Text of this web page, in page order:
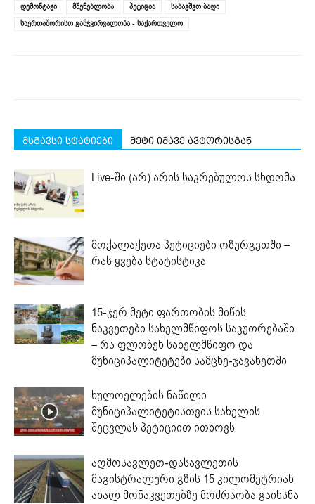
window)window)window)window)window)
დემონტაჟი მშენებლობა პეტიცია
საბავშვო ბაღი
საერთაშორისო გამჭვირვალობა - საქართველო
მსგავსი სტატიები მეტი იმავე ავტორისგან
Live-ში (არ) არის საკრებულოს სხდომა
მოქალაქეთა პეტიციები ოზურგეთში –
რას ყვება სტატისტიკა
15-ჯერ მეტი ფართობის მიწის
ნაკვეთები სახელმწიფოს საკუთრებაში
– რა ფლობენ სახელმწიფო და
მუნიციპალიტეტები სამცხე-ჯავახეთში
ხულოელების ნაწილი
მუნიციპალიტეტისთვის სახელის
შეცვლას პეტიციით ითხოვს
აღმოსავლეთ-დასავლეთის
მაგისტრალური გზის 15 კილომეტრიან
ახალ მონაკვეთებზე მოძრაობა გაიხსნა